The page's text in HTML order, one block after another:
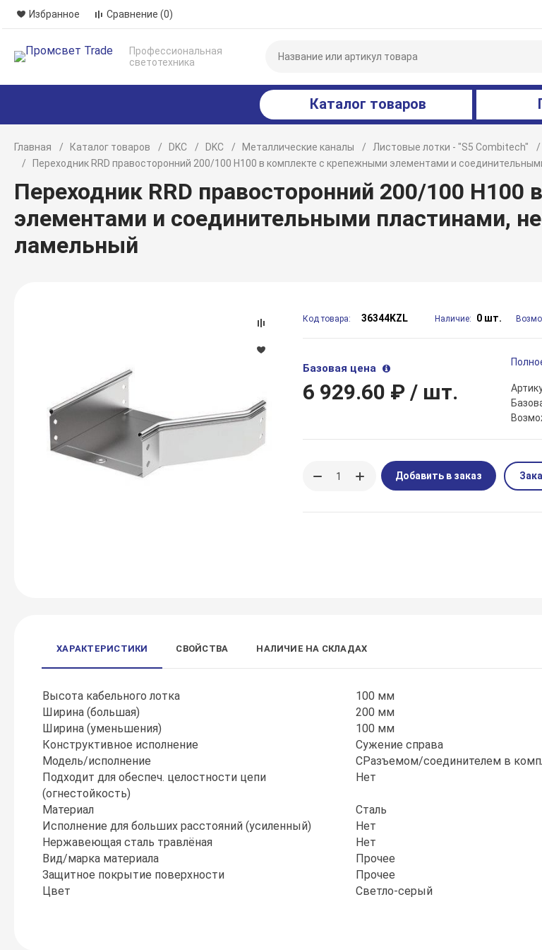
Избранное Сравнение (0)
Профессиональная
светотехника
Каталог товаров
Главная Каталог товаров DKC DKC Металлические каналы Листовые лотки - "S5 Combitech"
Переходник RRD правосторонний 200/100 H100 в комплекте с крепежными элементами и
Переходник RRD правосторонний 200/100
элементами и соединительными пластинами,
ламельный
Код товара: 36344KZL Наличие: 0 шт.
Базовая цена
6 929.60 ₽ / шт.
Добавить в заказ
ХАРАКТЕРИСТИКИ СВОЙСТВА НАЛИЧИЕ НА СКЛАДАХ
Высота кабельного лотка
100 мм
Ширина (большая)
200 мм
Ширина (уменьшения)
100 мм
Конструктивное исполнение
Сужение справа
Модель/исполнение
СРазъемом/соединителем в
Подходит для обеспеч. целостности цепи
(огнестойкость)
Нет
Материал
Сталь
Исполнение для больших расстояний (усиленный)
Нет
Нержавеющая сталь травлёная
Нет
Вид/марка материала
Прочее
Защитное покрытие поверхности
Прочее
Цвет
Светло-серый